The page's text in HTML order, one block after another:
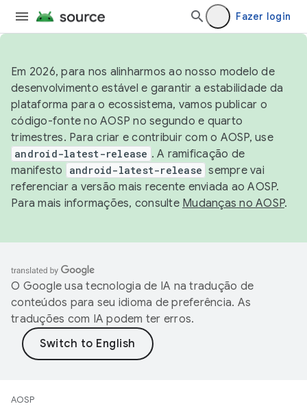
Fazer login
Em 2026, para nos alinharmos ao nosso modelo de
desenvolvimento estável e garantir a estabilidade da
plataforma para o ecossistema, vamos publicar o
código-fonte no AOSP no segundo e quarto
trimestres. Para criar e contribuir com o AOSP, use
android-latest-release . A ramificação de
manifesto
android-latest-release sempre vai
referenciar a versão mais recente enviada ao AOSP.
Para mais informações, consulte Mudanças no AOSP.
O Google usa tecnologia de IA na tradução de
conteúdos para seu idioma de preferência. As
traduções com IA podem ter erros.
AOSP